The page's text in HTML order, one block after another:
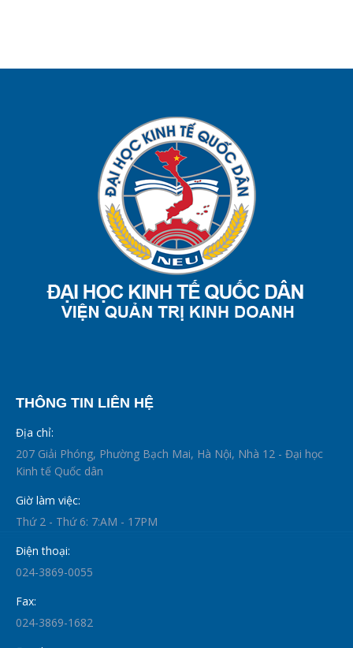
THÔNG TIN LIÊN HỆ
Địa chỉ:
207 Giải Phóng, Phường Bạch Mai, Hà Nội, Nhà 12 - Đại học
Kinh tế Quốc dân
Giờ làm việc:
Thứ 2 - Thứ 6: 7:AM - 17PM
Điện thoại:
024-3869-0055
Fax:
024-3869-1682